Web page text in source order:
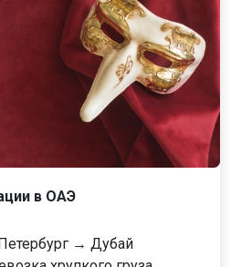
в ОАЭ
→ Дубай